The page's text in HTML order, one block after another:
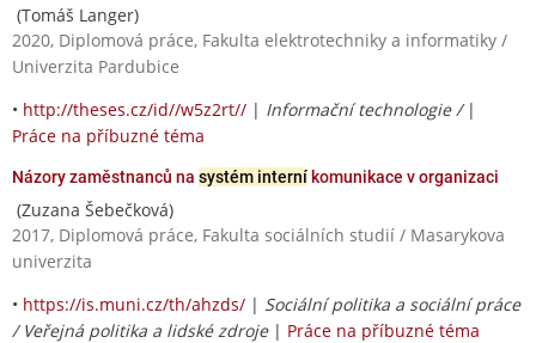
(Tomáš Langer)
2020, Diplomová práce, Fakulta elektrotechniky a informatiky /
Univerzita Pardubice
• http://theses.cz/id//w5z2rt// | Informační technologie / |
Práce na příbuzné téma
Názory zaměstnanců na systém interní komunikace v organizaci
(Zuzana Šebečková)
2017, Diplomová práce, Fakulta sociálních studií / Masarykova
univerzita
• https://is.muni.cz/th/ahzds/ | Sociální politika a sociální práce
/ Veřejná politika a lidské zdroje| Práce na příbuzné téma